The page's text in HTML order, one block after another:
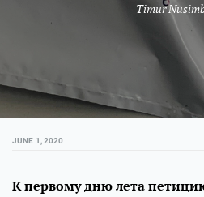
Timur
JUNE 1, 2020
К первому дню лета